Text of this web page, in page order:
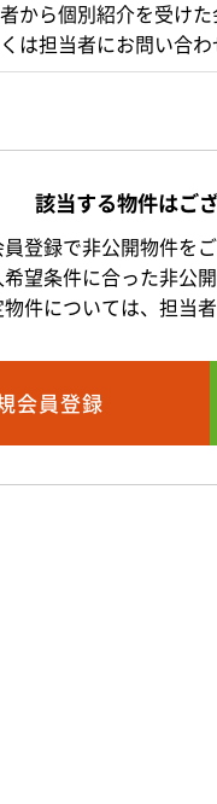
から個別紹介を受け
は担当者にお問い合わ
該当する物件はご
登録で非公開物件を
望条件に合った非公開
件については、担当
会員登録